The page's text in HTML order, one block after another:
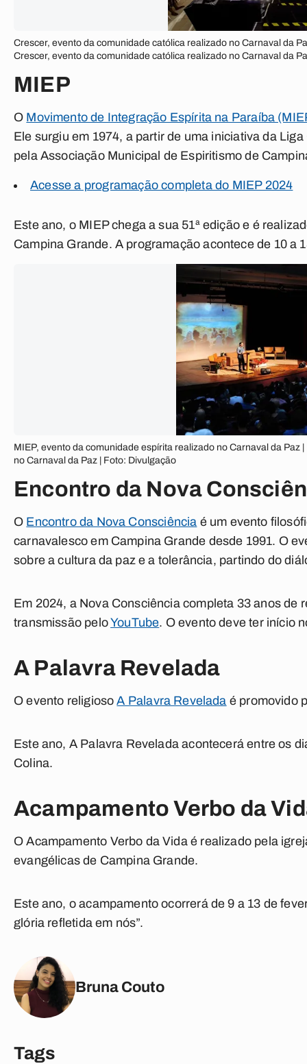
Crescer, evento da comunidade católica realizado no Carnaval da
Crescer, evento da comunidade católica realizado no Carnaval da
MIEP
O Movimento de Integração Espírita na Paraíba
Ele surgiu em 1974, a partir de uma iniciativa da
pela Associação Municipal de Espiritismo de
Acesse a programação completa do MIEP 2024
Este ano, o MIEP chega a sua 51ª edição e é
Campina Grande. A programação acontece de 10 a
MIEP, evento da comunidade espírita realizado no Carnaval da
no Carnaval da Paz | Foto: Divulgação
Encontro da Nova
O Encontro da Nova Consciência é um evento
carnavalesco em Campina Grande desde 1991. O
sobre a cultura da paz e a tolerância, partindo do
Em 2024, a Nova Consciência completa 33 anos de
transmissão peloYouTube. O evento deve ter início
A Palavra Revelada
O evento religiosoA Palavra Revelada é promovido
Este ano, A Palavra Revelada acontecerá entre os
Colina.
Acampamento Verbo da
O Acampamento Verbo da Vida é realizado pela
evangélicas de Campina Grande.
Este ano, o acampamento ocorrerá de 9 a 13 de
glória refletida em nós”.
Bruna Couto
Tags